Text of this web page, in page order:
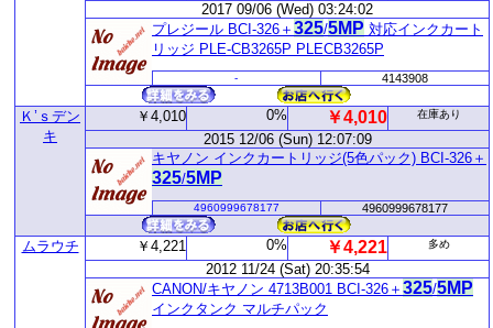
2017 09/06 (Wed) 03:24:02
プレジール BCI-326＋ 325/5MP 対応インクカート
リッジ PLE‐CB3265P PLECB3265P
- 4143908
Ｋ’ｓデン
キ
￥4,010 0% ￥4,010 在庫あり
2015 12/06 (Sun) 12:07:09
キヤノン インクカートリッジ(5色パック) BCI-326＋
325/5MP
4960999678177 4960999678177
ムラウチ ￥4,221 0% ￥4,221 多め
2012 11/24 (Sat) 20:35:54
CANON/キヤノン 4713B001 BCI-326＋ 325/5MP
インクタンク マルチパック